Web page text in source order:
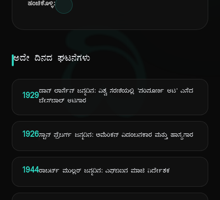
ದಿ
ಹಂಚಿಕೊಳ್ಳಿ:
ಅದೇ ದಿನದ ಘಟನೆಗಳು
1929ಡಾನ್ ಲಾರ್ಸೆನ್ ಜನ್ಮದಿನ: ವಿಶ್ವ ಸರಣಿಯಲ್ಲಿ 'ಪರಿಪೂರ್ಣ ಆಟ' ಎಸೆದ
ಬೇಸ್‌ಬಾಲ್ ಆಟಗಾರ
1926ಸ್ಟಾನ್ ಫ್ರೆಬರ್ಗ್ ಜನ್ಮದಿನ: ಅಮೆರಿಕನ್ ವಿಡಂಬನಕಾರ ಮತ್ತು ಹಾಸ್ಯಗಾರ
1944ರಾಬರ್ಟ್ ಮುಲ್ಲರ್ ಜನ್ಮದಿನ: ಎಫ್‌ಬಿಐನ ಮಾಜಿ ನಿರ್ದೇಶಕ